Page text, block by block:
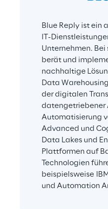
Blue Reply ist ein
IT-
Unternehmen. Bei
berät und
nachhaltige
Data
der digitalen
datengetriebener
Automatisierung
Advanced und
Data Lakes und
Plattformen auf
Technologien
beispielsweise
und Automation